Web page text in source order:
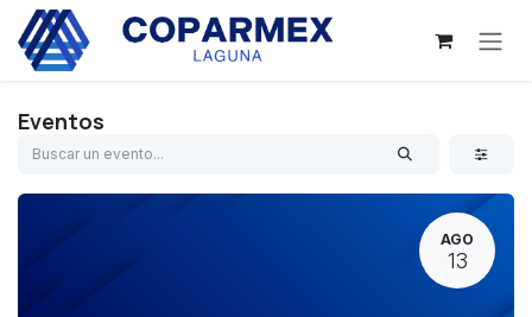
Ir al contenido
Eventos
AGO
13